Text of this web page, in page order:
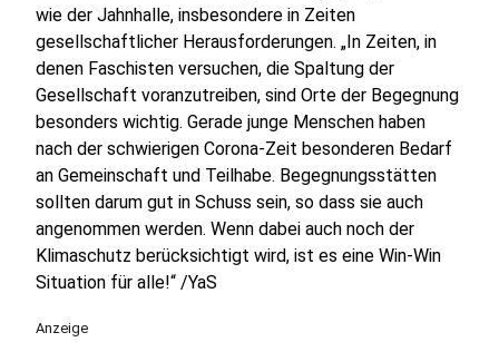
wie der Jahnhalle, insbesondere in Zeiten
gesellschaftlicher Herausforderungen. „In Zeiten, in
denen Faschisten versuchen, die Spaltung der
Gesellschaft voranzutreiben, sind Orte der Begegnung
besonders wichtig. Gerade junge Menschen haben
nach der schwierigen Corona-Zeit besonderen Bedarf
an Gemeinschaft und Teilhabe. Begegnungsstätten
sollten darum gut in Schuss sein, so dass sie auch
angenommen werden. Wenn dabei auch noch der
Klimaschutz berücksichtigt wird, ist es eine Win-Win
Situation für alle!“ /YaS
Anzeige